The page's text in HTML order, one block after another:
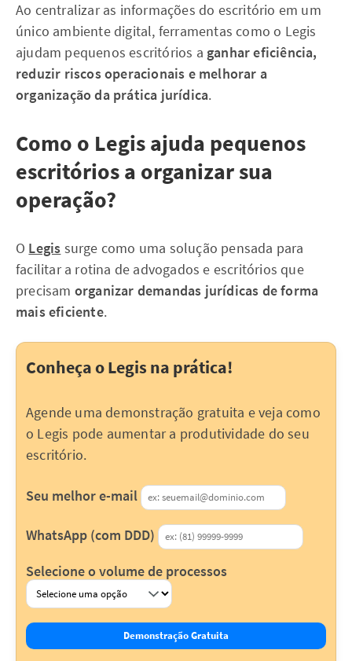
Ao centralizar as informações do escritório em um
único ambiente digital, ferramentas como o Legis
ajudam pequenos escritórios a ganhar eficiência,
reduzir riscos operacionais e melhorar a
organização da prática jurídica.
Como o Legis ajuda pequenos
escritórios a organizar sua
operação?
O Legis surge como uma solução pensada para
facilitar a rotina de advogados e escritórios que
precisam organizar demandas jurídicas de forma
mais eficiente.
Conheça o Legis na prática!
Agende uma demonstração gratuita e veja como
o Legis pode aumentar a produtividade do seu
escritório.
Seu melhor e-mail
WhatsApp (com DDD)
Selecione o volume de processos
Demonstração Gratuita